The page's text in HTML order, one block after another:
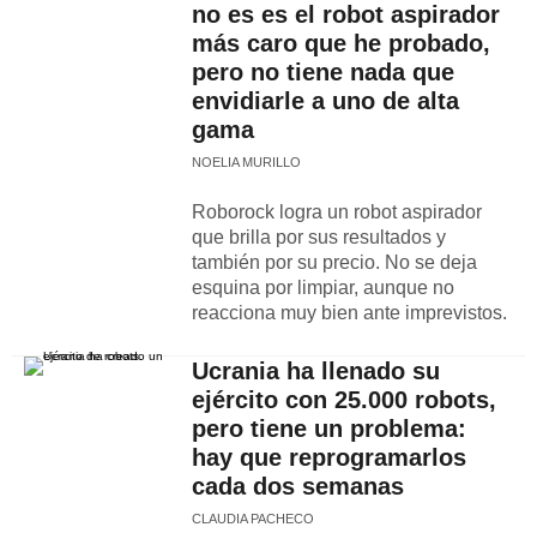
no es es el robot aspirador
más caro que he probado,
pero no tiene nada que
envidiarle a uno de alta
gama
NOELIA MURILLO
Roborock logra un robot aspirador
que brilla por sus resultados y
también por su precio. No se deja
esquina por limpiar, aunque no
reacciona muy bien ante imprevistos.
Ucrania ha llenado su
ejército con 25.000 robots,
pero tiene un problema:
hay que reprogramarlos
cada dos semanas
CLAUDIA PACHECO